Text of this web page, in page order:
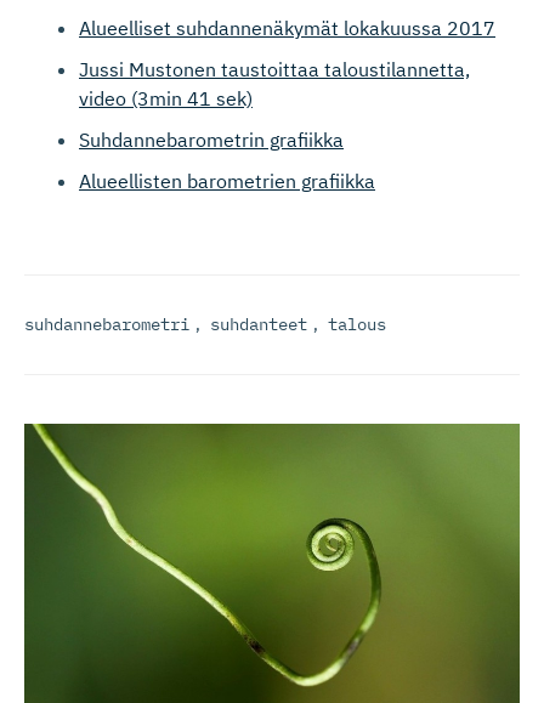
Alueelliset suhdannenäkymät lokakuussa 2017
Jussi Mustonen taustoittaa taloustilannetta,
video (3min 41 sek)
Suhdannebarometrin grafiikka
Alueellisten barometrien grafiikka
suhdannebarometri , suhdanteet , talous